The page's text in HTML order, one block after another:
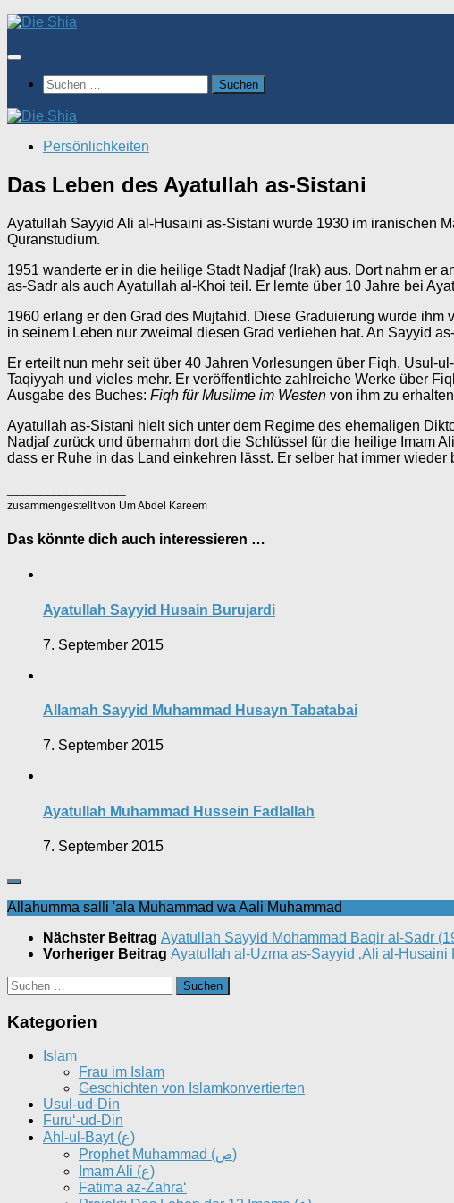
Zum
springen
Suchen
nach:
Persönlichkeiten
Das Leben des Ayatullah as-Sistani
Ayatullah Sayyid Ali al-Husaini as-Sistani wurde 1930 im iranischen
Quranstudium.
1951 wanderte er in die heilige Stadt Nadjaf (Irak) aus. Dort nahm er
as-Sadr als auch Ayatullah al-Khoi teil. Er lernte über 10 Jahre bei
1960 erlang er den Grad des Mujtahid. Diese Graduierung wurde
in seinem Leben nur zweimal diesen Grad verliehen hat. An Sayyid
Er erteilt nun mehr seit über 40 Jahren Vorlesungen über Fiqh, Usul-
Taqiyyah und vieles mehr. Er veröffentlichte zahlreiche Werke über
Ausgabe des Buches: Fiqh für Muslime im Westen von ihm zu
Ayatullah as-Sistani hielt sich unter dem Regime des ehemaligen
Nadjaf zurück und übernahm dort die Schlüssel für die heilige Imam
dass er Ruhe in das Land einkehren lässt. Er selber hat immer
zusammengestellt von Um Abdel Kareem
Das könnte dich auch interessieren …
Ayatullah Sayyid Husain Burujardi
7. September 2015
Allamah Sayyid Muhammad Husayn Tabatabai
7. September 2015
Ayatullah Muhammad Hussein Fadlallah
7. September 2015
Allahumma salli 'ala Muhammad wa Aali Muhammad
Nächster Beitrag Ayatullah Sayyid Mohammad Baqir al-Sadr
Vorheriger Beitrag Ayatullah al-Uzma as-Sayyid ‚Ali al-Husaini
Suchen
nach:
Kategorien
Islam
Frau im Islam
Geschichten von Islamkonvertierten
Usul-ud-Din
Furu‘-ud-Din
Ahl-ul-Bayt (ع)
Prophet Muhammad (ص)
Imam Ali (ع)
Fatima az-Zahra‘